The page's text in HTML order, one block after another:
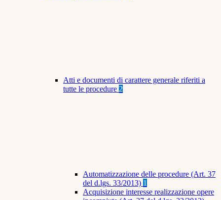
Atti e documenti di carattere generale riferiti a
tutte le procedure 2
Automatizzazione delle procedure (Art. 37
del d.lgs. 33/2013) 1
Acquisizione interesse realizzazione opere